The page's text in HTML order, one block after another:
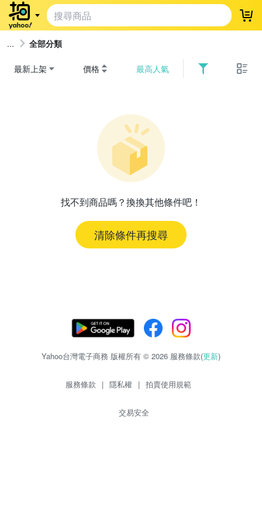
登
全部分類
最新上架 價格 最高人氣
找不到商品嗎？換換其他條件吧！
清除條件再搜尋
Yahoo台灣電子商務 版權所有 © 2026 服務條款(更新)
服務條款 | 隱私權 | 拍賣使用規範
交易安全